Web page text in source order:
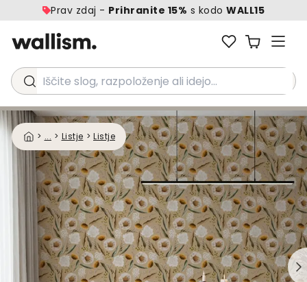
Prav zdaj - Prihranite 15% s kodo WALL15
Iščite slog, razpoloženje ali idejo...
> ... > Listje > Listje